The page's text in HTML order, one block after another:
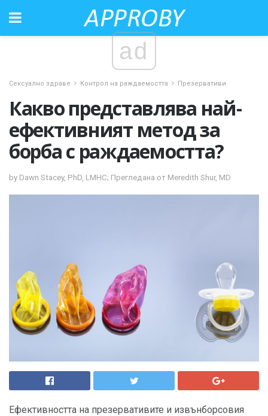
ad
Сексуално здраве Контрол на раждаемостта Презервативи
Какво представлява най-
ефективният метод за
борба с раждаемостта?
by Dawn Stacey, PhD, LMHC; Прегледана от Meredith Shur, MD
Ефективността на презервативите и извънборсовия